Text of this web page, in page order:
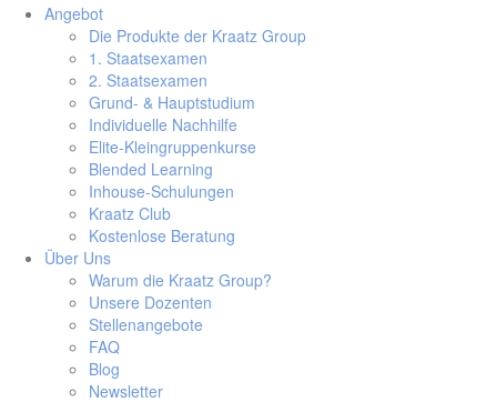
Angebot
Die Produkte der Kraatz Group
1. Staatsexamen
2. Staatsexamen
Grund- & Hauptstudium
Individuelle Nachhilfe
Elite-Kleingruppenkurse
Blended Learning
Inhouse-Schulungen
Kraatz Club
Kostenlose Beratung
Über Uns
Warum die Kraatz Group?
Unsere Dozenten
Stellenangebote
FAQ
Blog
Newsletter